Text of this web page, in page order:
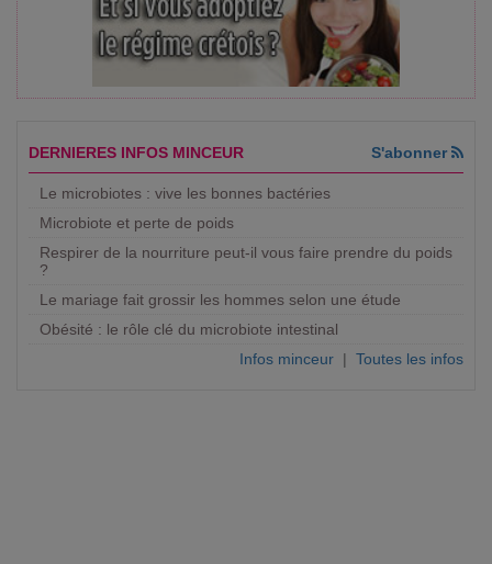
DERNIERES INFOS MINCEUR S'abonner
Le microbiotes : vive les bonnes bactéries
Microbiote et perte de poids
Respirer de la nourriture peut-il vous faire prendre du poids
?
Le mariage fait grossir les hommes selon une étude
Obésité : le rôle clé du microbiote intestinal
Infos minceur | Toutes les infos